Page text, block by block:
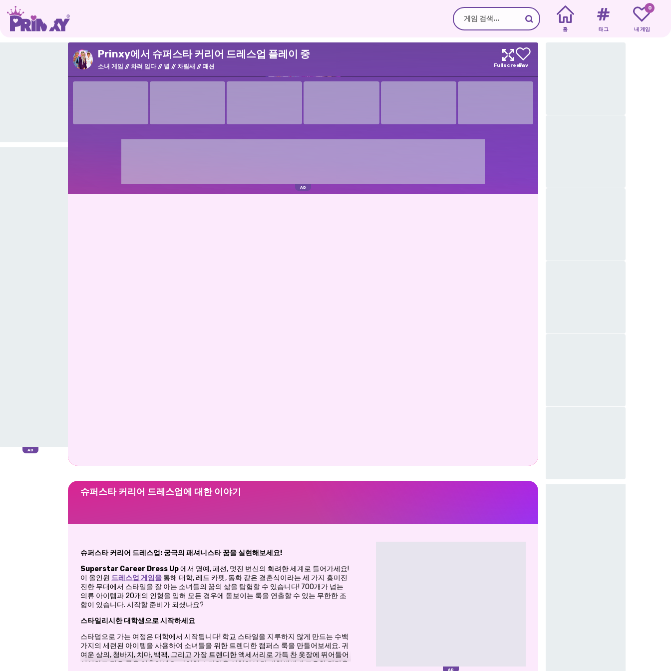
홈 태그
0
내 게임
Prinxy에서 슈퍼스타 커리어 드레스업 플레이 중
소녀 게임 차려 입다 별 차림새 패션
슈퍼스타 커리어 드레스업에 대한 이야기
슈퍼스타 커리어 드레스업: 궁극의 패셔니스타 꿈을 실현해보세요!
Superstar Career Dress Up에서 명예, 패션, 멋진 변신의 화려한 세계로 들어가세요!
이 올인원 드레스업 게임을 통해 대학, 레드 카펫, 동화 같은 결혼식이라는 세 가지 흥미진
진한 무대에서 스타일을 잘 아는 소녀들의 꿈의 삶을 탐험할 수 있습니다! 700개가 넘는
의류 아이템과 20개의 인형을 입혀 모든 경우에 돋보이는 룩을 연출할 수 있는 무한한 조
합이 있습니다. 시작할 준비가 되셨나요?
스타일리시한 대학생으로 시작하세요
스타덤으로 가는 여정은 대학에서 시작됩니다! 학교 스타일을 지루하지 않게 만드는 수백
가지의 세련된 아이템을 사용하여 소녀들을 위한 트렌디한 캠퍼스 룩을 만들어보세요. 귀
여운 상의, 청바지, 치마, 백팩, 그리고 가장 트렌디한 액세서리로 가득 찬 옷장에 뛰어들어
신선하고 젊은 룩을 연출하세요. 다양한 스타일을 실험하여 각 대학생에게 고유한 감각을